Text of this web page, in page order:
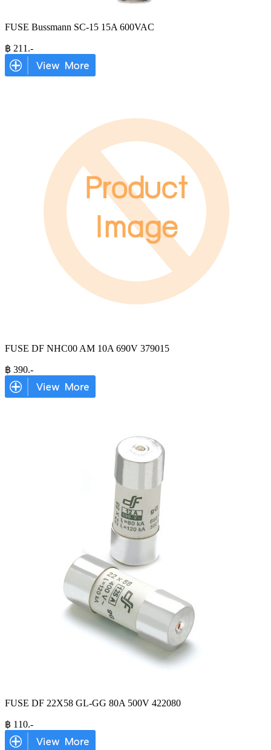
FUSE Bussmann SC-15 15A 600VAC
฿ 211 .-
FUSE DF NHC00 AM 10A 690V 379015
฿ 390.-
FUSE DF 22X58 GL-GG 80A 500V 422080
฿ 110.-